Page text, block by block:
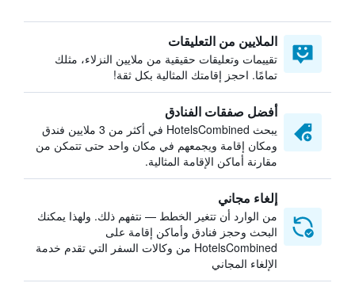
الملايين من التعليقات
تقييمات وتعليقات حقيقية من ملايين النزلاء، مثلك
تمامًا. احجز إقامتك المثالية بكل ثقة!
أفضل صفقات الفنادق
يبحث HotelsCombined في أكثر من 3 ملايين فندق
ومكان إقامة ويجمعهم في مكان واحد حتى تتمكن من
مقارنة أماكن الإقامة المثالية.
إلغاء مجاني
من الوارد أن تتغير الخطط — نتفهم ذلك. ولهذا يمكنك
البحث وحجز فنادق وأماكن إقامة على
HotelsCombined من وكالات السفر التي تقدم خدمة
الإلغاء المجاني